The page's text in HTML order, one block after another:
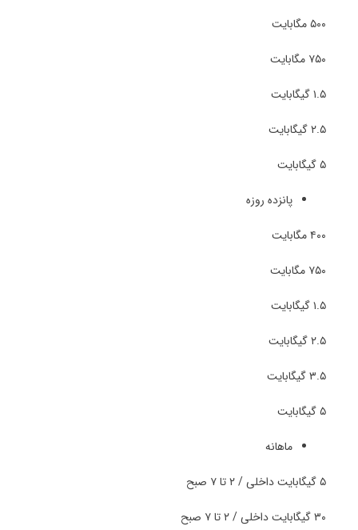
۵۰۰ مگابایت
۷۵۰ مگابایت
۱.۵ گیگابایت
۲.۵ گیگابایت
۵ گیگابایت
پانزده روزه
۴۰۰ مگابایت
۷۵۰ مگابایت
۱.۵ گیگابایت
۲.۵ گیگابایت
۳.۵ گیگابایت
۵ گیگابایت
ماهانه
۵ گیگابایت داخلی / ۲ تا ۷ صبح
۳۰ گیگابایت داخلی / ۲ تا ۷ صبح